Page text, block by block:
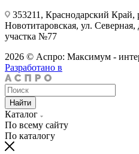
353211, Краснодарский Край,
Новотитаровская, ул. Северная,
участка №77
2026 © Аспро: Максимум -
Разработано в
Найти
Каталог
По всему сайту
По каталогу